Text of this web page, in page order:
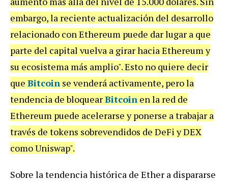
embargo, la reciente actualización del desarrollo
relacionado con Ethereum puede dar lugar a que
parte del capital vuelva a girar hacia Ethereum y
su ecosistema más amplio". Esto no quiere decir
que Bitcoin se venderá activamente, pero la
tendencia de bloquearBitcoin en la red de
Ethereum puede acelerarse y ponerse a trabajar a
través de tokens sobrevendidos de DeFi y DEX
como Uniswap".
Sobre la tendencia histórica de Ether a dispararse